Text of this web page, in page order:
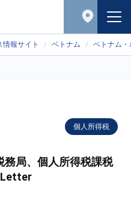
情報サイト ベトナム ベトナム・
個人所得税
務局、個人所得税課税
Letter